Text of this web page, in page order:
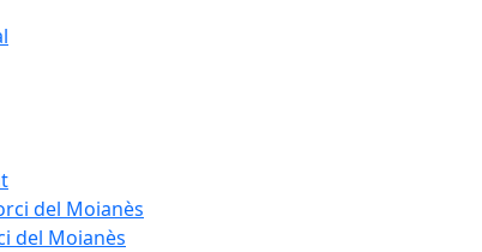
del Moianès
del Moianès